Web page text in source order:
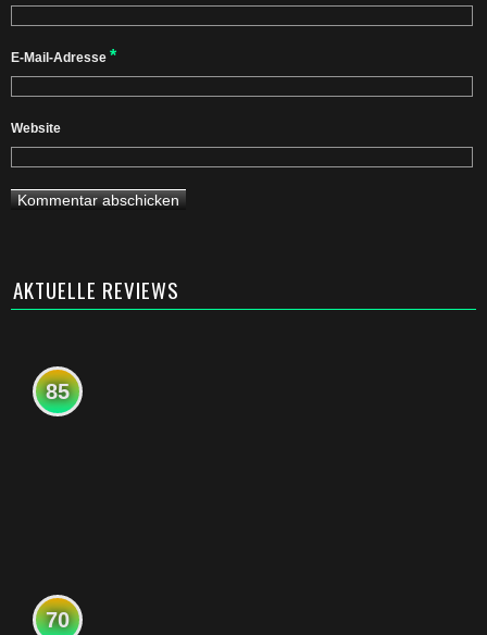
E-Mail-Adresse *
Website
AKTUELLE REVIEWS
85
70